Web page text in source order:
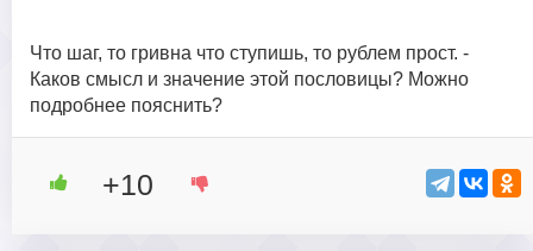
Что шаг, то гривна что ступишь, то рублем прост. -
Каков смысл и значение этой пословицы? Можно
подробнее пояснить?
+10